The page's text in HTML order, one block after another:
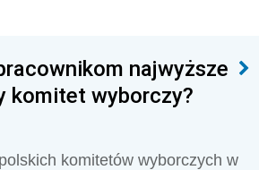
najwyższe
komitet wyborczy?
komitetów wyborczych w